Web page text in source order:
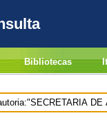
Bibliotecas